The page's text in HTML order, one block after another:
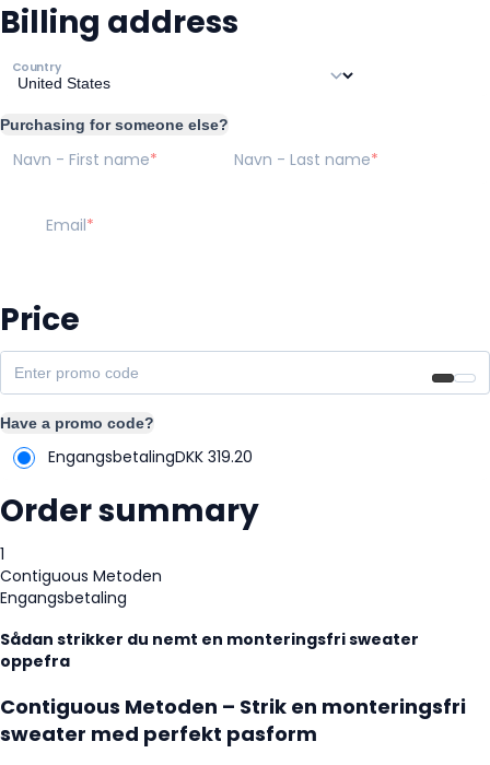
Billing address
Country
Purchasing for someone else?
Navn - First name Navn - Last name
Email
Price
Have a promo code?
EngangsbetalingDKK 319.20
Order summary
1
Contiguous Metoden
Engangsbetaling
Sådan strikker du nemt en monteringsfri sweater
oppefra
Contiguous Metoden – Strik en monteringsfri
sweater med perfekt pasform